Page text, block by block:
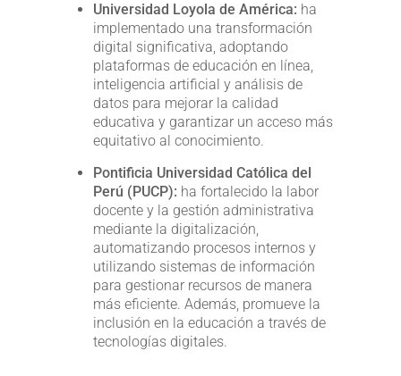
Universidad Loyola de América: ha
implementado una transformación
digital significativa, adoptando
plataformas de educación en línea,
inteligencia artificial y análisis de
datos para mejorar la calidad
educativa y garantizar un acceso más
equitativo al conocimiento.
Pontificia Universidad Católica del
Perú (PUCP): ha fortalecido la labor
docente y la gestión administrativa
mediante la digitalización,
automatizando procesos internos y
utilizando sistemas de información
para gestionar recursos de manera
más eficiente. Además, promueve la
inclusión en la educación a través de
tecnologías digitales.